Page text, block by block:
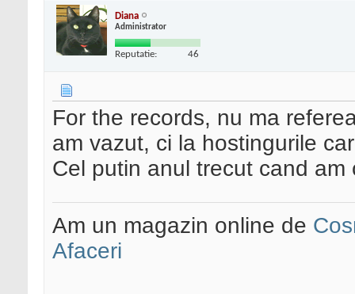
Diana
Administrator
Reputatie: 46
For the records, nu ma
am vazut, ci la hostingurile
Cel putin anul trecut cand
Am un magazin online de
Afaceri